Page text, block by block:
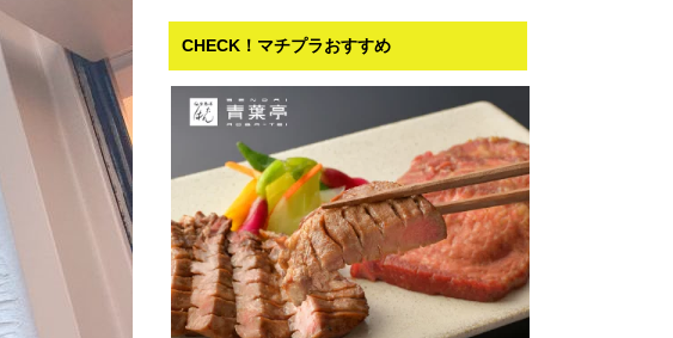
CHECK！マチプラおすすめ